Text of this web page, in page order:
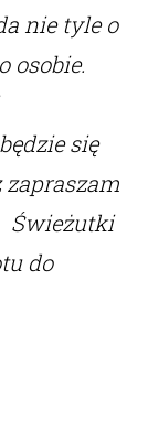
nie tyle o
osobie.
się
zapraszam
Świeżutki
do